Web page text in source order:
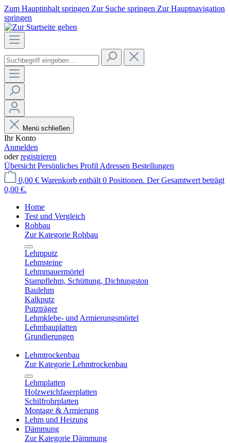
Zum Hauptinhalt springen Zur Suche springen Zur Hauptnavigation
springen
Menü schließen
Ihr Konto
Anmelden
oderregistrieren
Übersicht Persönliches Profil Adressen Bestellungen
0,00 € Warenkorb enthält 0 Positionen. Der Gesamtwert beträgt
0,00 €.
Home
Test und Vergleich
Rohbau
Zur Kategorie Rohbau
Lehmputz
Lehmsteine
Lehmmauermörtel
Stampflehm, Schüttung, Dichtungston
Baulehm
Kalkputz
Putzträger
Lehmklebe- und Armierungsmörtel
Lehmbauplatten
Grundierungen
Lehmtrockenbau
Zur Kategorie Lehmtrockenbau
Lehmplatten
Holzweichfaserplatten
Schilfrohrplatten
Montage & Armierung
Lehm und Heizung
Dämmung
Zur Kategorie Dämmung